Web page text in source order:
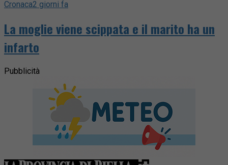
Cronaca2 giorni fa
La moglie viene scippata e il marito ha un
infarto
Pubblicità